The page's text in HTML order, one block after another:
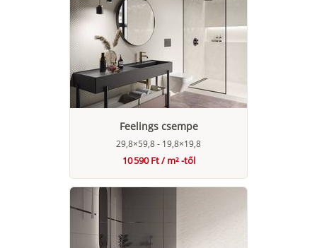
Feelings csempe
29,8×59,8 - 19,8×19,8
10 590 Ft / m² -től